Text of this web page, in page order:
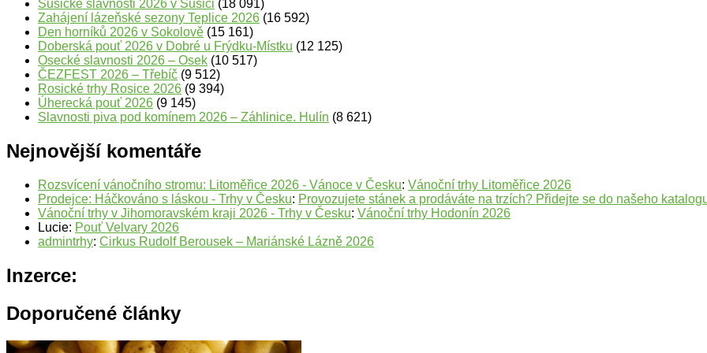
Sušické slavnosti 2026 v Sušici (18 091)
Zahájení lázeňské sezony Teplice 2026 (16 592)
Den horníků 2026 v Sokolově (15 161)
Doberská pouť 2026 v Dobré u Frýdku-Místku (12 125)
Osecké slavnosti 2026 – Osek (10 517)
ČEZFEST 2026 – Třebíč (9 512)
Rosické trhy Rosice 2026 (9 394)
Úherecká pouť 2026 (9 145)
Slavnosti piva pod komínem 2026 – Záhlinice. Hulín (8 621)
Nejnovější komentáře
Rozsvícení vánočního stromu: Litoměřice 2026 - Vánoce v Česku: Vánoční trhy Litoměřice 2026
Prodejce: Háčkováno s láskou - Trhy v Česku: Provozujete stánek a prodáváte na trzích? Přidejte se do našeho
Vánoční trhy v Jihomoravském kraji 2026 - Trhy v Česku: Vánoční trhy Hodonín 2026
Lucie: Pouť Velvary 2026
admintrhy: Cirkus Rudolf Berousek – Mariánské Lázně 2026
Inzerce:
Doporučené články